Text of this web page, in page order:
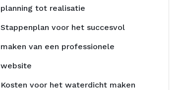
planning tot realisatie
Stappenplan voor het succesvol
maken van een professionele
website
Kosten voor het waterdicht maken